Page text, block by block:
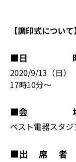
【調印式について】
■日
2020/9/13（日）
17時10分～
■会
ベスト電器スタ
■出 席 者